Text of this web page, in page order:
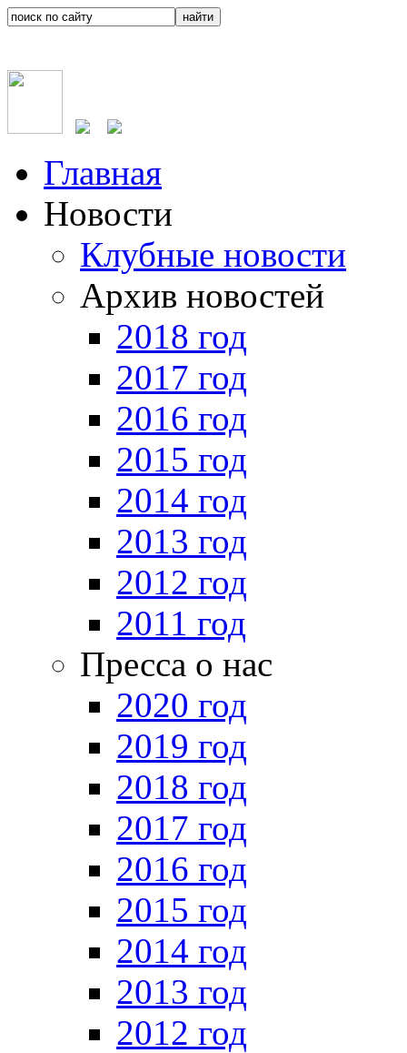
Главная
Новости
Клубные новости
Архив новостей
2018 год
2017 год
2016 год
2015 год
2014 год
2013 год
2012 год
2011 год
Пресса о нас
2020 год
2019 год
2018 год
2017 год
2016 год
2015 год
2014 год
2013 год
2012 год